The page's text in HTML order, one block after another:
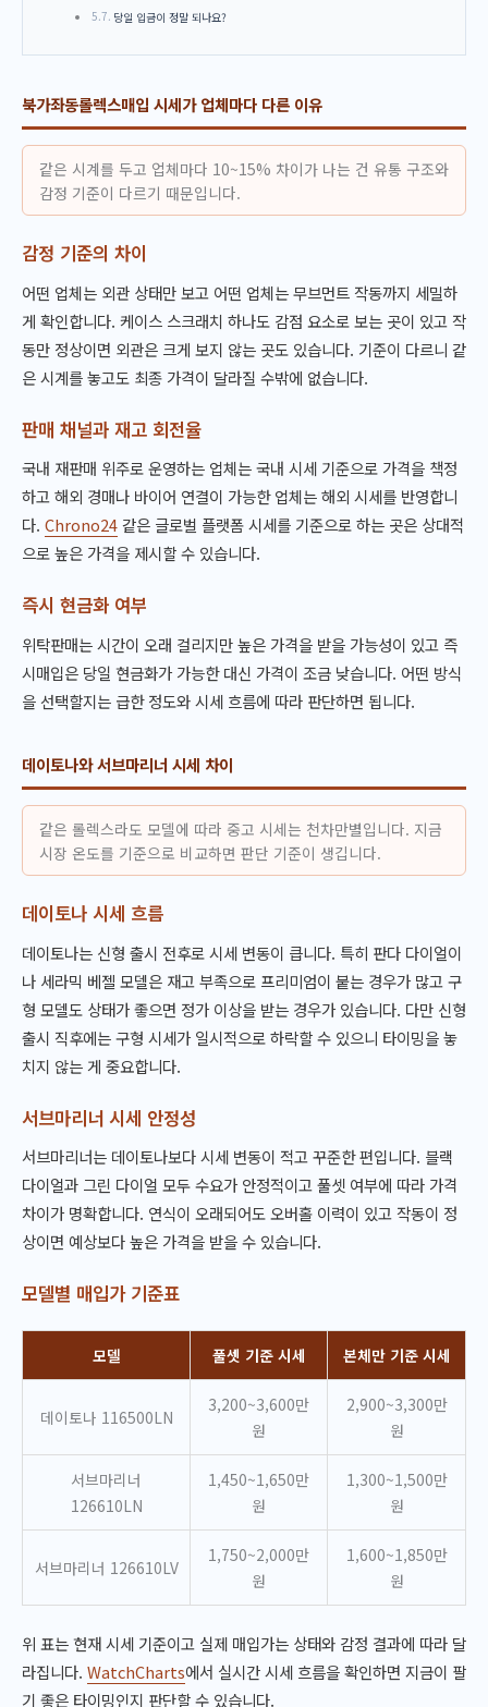
당일 입금이 정말 되나요?
북가좌동롤렉스매입 시세가 업체마다 다른 이유
같은 시계를 두고 업체마다 10~15% 차이가 나는 건 유통 구조와
감정 기준이 다르기 때문입니다.
감정 기준의 차이
어떤 업체는 외관 상태만 보고 어떤 업체는 무브먼트 작동까지 세밀하
게 확인합니다. 케이스 스크래치 하나도 감점 요소로 보는 곳이 있고 작
동만 정상이면 외관은 크게 보지 않는 곳도 있습니다. 기준이 다르니 같
은 시계를 놓고도 최종 가격이 달라질 수밖에 없습니다.
판매 채널과 재고 회전율
국내 재판매 위주로 운영하는 업체는 국내 시세 기준으로 가격을 책정
하고 해외 경매나 바이어 연결이 가능한 업체는 해외 시세를 반영합니
다. Chrono24같은 글로벌 플랫폼 시세를 기준으로 하는 곳은 상대적
으로 높은 가격을 제시할 수 있습니다.
즉시 현금화 여부
위탁판매는 시간이 오래 걸리지만 높은 가격을 받을 가능성이 있고 즉
시매입은 당일 현금화가 가능한 대신 가격이 조금 낮습니다. 어떤 방식
을 선택할지는 급한 정도와 시세 흐름에 따라 판단하면 됩니다.
데이토나와 서브마리너 시세 차이
같은 롤렉스라도 모델에 따라 중고 시세는 천차만별입니다. 지금
시장 온도를 기준으로 비교하면 판단 기준이 생깁니다.
데이토나 시세 흐름
데이토나는 신형 출시 전후로 시세 변동이 큽니다. 특히 판다 다이얼이
나 세라믹 베젤 모델은 재고 부족으로 프리미엄이 붙는 경우가 많고 구
형 모델도 상태가 좋으면 정가 이상을 받는 경우가 있습니다. 다만 신형
출시 직후에는 구형 시세가 일시적으로 하락할 수 있으니 타이밍을 놓
치지 않는 게 중요합니다.
서브마리너 시세 안정성
서브마리너는 데이토나보다 시세 변동이 적고 꾸준한 편입니다. 블랙
다이얼과 그린 다이얼 모두 수요가 안정적이고 풀셋 여부에 따라 가격
차이가 명확합니다. 연식이 오래되어도 오버홀 이력이 있고 작동이 정
상이면 예상보다 높은 가격을 받을 수 있습니다.
모델별 매입가 기준표
모델 풀셋 기준 시세 본체만 기준 시세
데이토나 116500LN
3,200~3,600만
원
2,900~3,300만
원
서브마리너
126610LN
1,450~1,650만
원
1,300~1,500만
원
서브마리너 126610LV
1,750~2,000만
원
1,600~1,850만
원
위 표는 현재 시세 기준이고 실제 매입가는 상태와 감정 결과에 따라 달
라집니다. WatchCharts에서 실시간 시세 흐름을 확인하면 지금이 팔
기 좋은 타이밍인지 판단할 수 있습니다.